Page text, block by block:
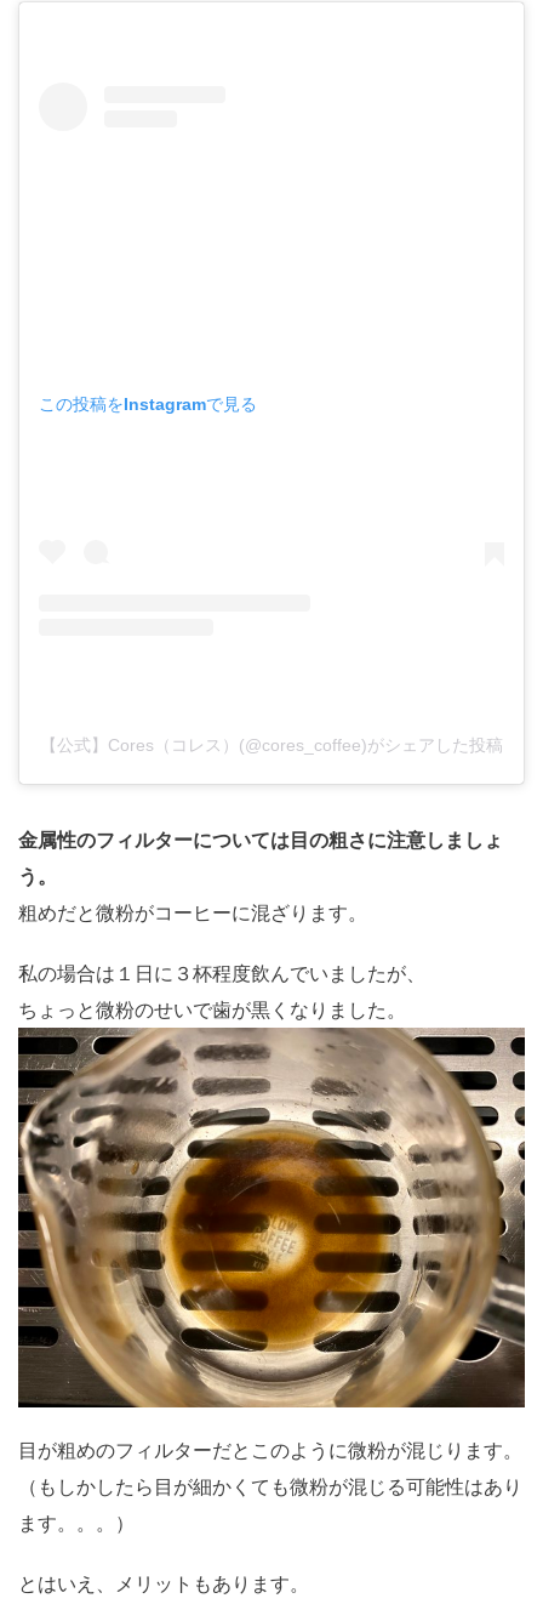
この投稿をInstagramで見る
【公式】Cores（コレス）(@cores_coffee)がシェアした投稿
金属性のフィルターについては目の粗さに注意しましょ
う。
粗めだと微粉がコーヒーに混ざります。
私の場合は１日に３杯程度飲んでいましたが、
ちょっと微粉のせいで歯が黒くなりました。
目が粗めのフィルターだとこのように微粉が混じります。
（もしかしたら目が細かくても微粉が混じる可能性はあり
ます。。。）
とはいえ、メリットもあります。